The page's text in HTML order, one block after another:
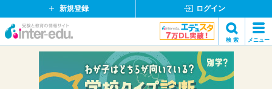
新規登録 ログイン
イ
検 索 メニュー
検索